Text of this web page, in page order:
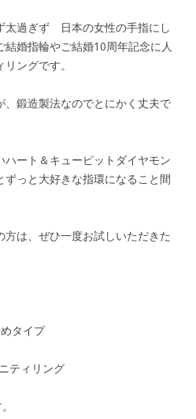
太過ぎず 日本の女性の手指にし
結婚指輪やご結婚10周年記念に人
ングです。
鍛造製法なのでとにかく丈夫で
ート＆キューピットダイヤモン
ずっと大好きな指環になること間
は、ぜひ一度お試しいただきた
タイプ
ティリング